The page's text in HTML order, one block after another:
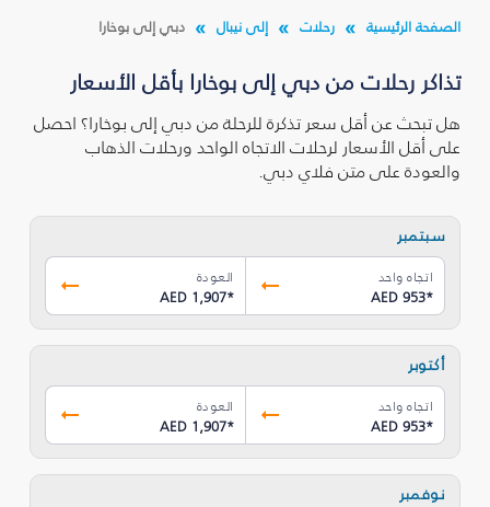
الصفحة الرئيسية رحلات إلى نيبال دبي إلى بوخارا
تذاكر رحلات من دبي إلى بوخارا بأقل الأسعار
هل تبحث عن أقل سعر تذكرة للرحلة من دبي إلى بوخارا؟ احصل
على أقل الأسعار لرحلات الاتجاه الواحد ورحلات الذهاب
والعودة على متن فلاي دبي.
سبتمبر
اتجاه واحد
AED 953*
العودة
AED 1,907*
أكتوبر
اتجاه واحد
AED 953*
العودة
AED 1,907*
نوفمبر